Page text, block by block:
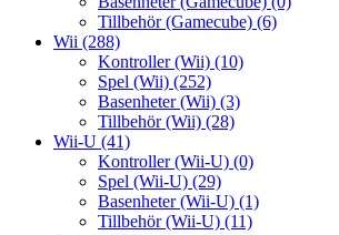
Tillbehör (Gamecube) (6)
Wii (288)
Kontroller (Wii) (10)
Spel (Wii) (252)
Basenheter (Wii) (3)
Tillbehör (Wii) (28)
Wii-U (41)
Kontroller (Wii-U) (0)
Spel (Wii-U) (29)
Basenheter (Wii-U) (1)
Tillbehör (Wii-U) (11)